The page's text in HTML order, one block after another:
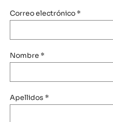
Correo electrónico *
Nombre *
Apellidos *